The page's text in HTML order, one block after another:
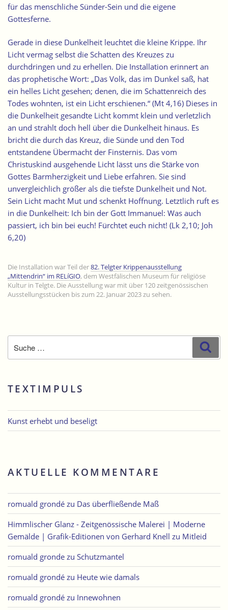
für das menschliche Sünder-Sein und die eigene
Gottesferne.
Gerade in diese Dunkelheit leuchtet die kleine Krippe. Ihr
Licht vermag selbst die Schatten des Kreuzes zu
durchdringen und zu erhellen. Die Installation erinnert an
das prophetische Wort: „Das Volk, das im Dunkel saß, hat
ein helles Licht gesehen; denen, die im Schattenreich des
Todes wohnten, ist ein Licht erschienen.“ (Mt 4,16) Dieses in
die Dunkelheit gesandte Licht kommt klein und verletzlich
an und strahlt doch hell über die Dunkelheit hinaus. Es
bricht die durch das Kreuz, die Sünde und den Tod
entstandene Übermacht der Finsternis. Das vom
Christuskind ausgehende Licht lässt uns die Stärke von
Gottes Barmherzigkeit und Liebe erfahren. Sie sind
unvergleichlich größer als die tiefste Dunkelheit und Not.
Sein Licht macht Mut und schenkt Hoffnung. Letztlich ruft es
in die Dunkelheit: Ich bin der Gott Immanuel: Was auch
passiert, ich bin bei euch! Fürchtet euch nicht! (Lk 2,10; Joh
6,20)
Die Installation war Teil der82. Telgter Krippenausstellung
„Mittendrin“ im RELíGIO, dem Westfälischen Museum für religiöse
Kultur in Telgte. Die Ausstellung war mit über 120 zeitgenössischen
Ausstellungsstücken bis zum 22. Januar 2023 zu sehen.
nach:
TEXTIMPULS
Kunst erhebt und beseligt
AKTUELLE KOMMENTARE
romuald grondé zu Das überfließende Maß
Himmlischer Glanz - Zeitgenössische Malerei | Moderne
Gemälde | Grafik-Editionen von Gerhard Knell zu Mitleid
romuald gronde zu Schutzmantel
romuald grondé zu Heute wie damals
romuald grondé zu Innewohnen